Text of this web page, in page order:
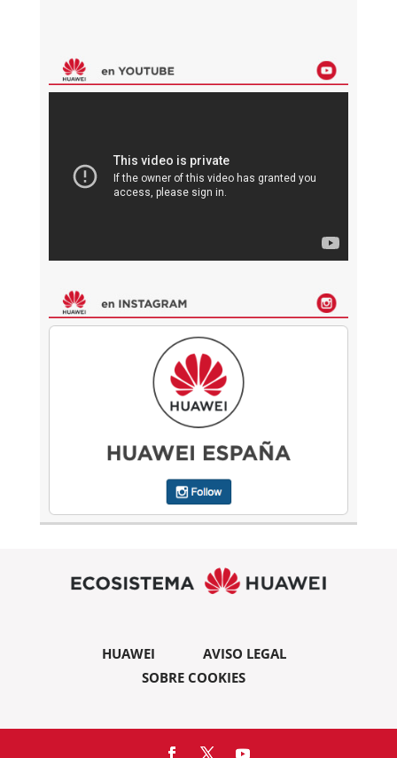
HUAWEI
AVISO LEGAL
SOBRE COOKIES